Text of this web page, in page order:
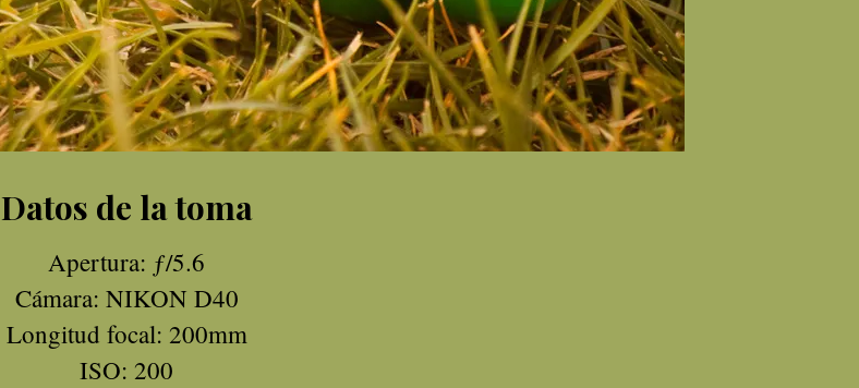
Datos de la toma
Apertura: ƒ/5.6
Cámara: NIKON D40
Longitud focal: 200mm
ISO: 200